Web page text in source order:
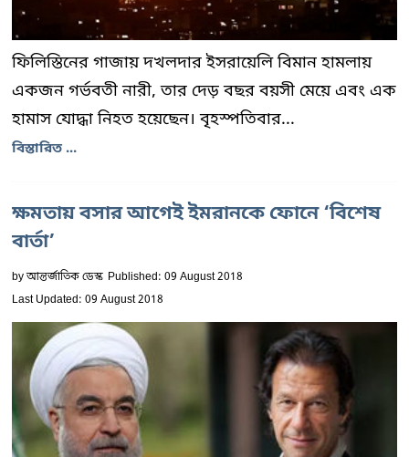
ফিলিস্তিনের গাজায় দখলদার ইসরায়েলি বিমান হামলায়
একজন গর্ভবতী নারী, তার দেড় বছর বয়সী মেয়ে এবং এক
হামাস যোদ্ধা নিহত হয়েছেন। বৃহস্পতিবার...
বিস্তারিত ...
ক্ষমতায় বসার আগেই ইমরানকে ফোনে ‘বিশেষ
বার্তা’
byআন্তর্জাতিক ডেস্ক Published: 09 August 2018
Last Updated: 09 August 2018